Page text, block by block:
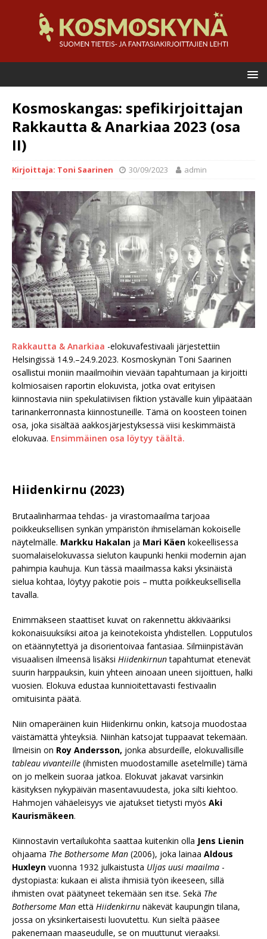
Kosmoskangas: spefikirjoittajan
Rakkautta & Anarkiaa 2023 (osa
II)
Kirjoittaja: Toni Saarinen 30/09/2023 admin
Rakkautta & Anarkiaa -elokuvafestivaali järjestettiin
Helsingissä 14.9.–24.9.2023. Kosmoskynän Toni Saarinen
osallistui moniin maailmoihin vievään tapahtumaan ja kirjoitti
kolmiosaisen raportin elokuvista, jotka ovat erityisen
kiinnostavia niin spekulatiivisen fiktion ystävälle kuin ylipäätään
tarinankerronnasta kiinnostuneille. Tämä on koosteen toinen
osa, joka sisältää aakkosjärjestyksessä viisi keskimmäistä
elokuvaa. Ensimmäinen osa löytyy täältä.
Hiidenkirnu (2023)
Brutaalinharmaa tehdas- ja virastomaailma tarjoaa
poikkeuksellisen synkän ympäristön ihmiselämän kokoiselle
näytelmälle. Markku Hakalan ja Mari Käen kokeellisessa
suomalaiselokuvassa sieluton kaupunki henkii modernin ajan
pahimpia kauhuja. Kun tässä maailmassa kaksi yksinäistä
sielua kohtaa, löytyy pakotie pois – mutta poikkeuksellisella
tavalla.
Enimmäkseen staattiset kuvat on rakennettu äkkivääriksi
kokonaisuuksiksi aitoa ja keinotekoista yhdistellen. Lopputulos
on etäännytettyä ja disorientoivaa fantasiaa. Silmiinpistävän
visuaalisen ilmeensä lisäksi Hiidenkirnuntapahtumat etenevät
suurin harppauksin, kuin yhteen ainoaan uneen sijoittuen, halki
vuosien. Elokuva edustaa kunnioitettavasti festivaalin
omituisinta päätä.
Niin omaperäinen kuin Hiidenkirnu onkin, katsoja muodostaa
väistämättä yhteyksiä. Niinhän katsojat tuppaavat tekemään.
Ilmeisin on Roy Andersson, jonka absurdeille, elokuvallisille
tableau vivanteille (ihmisten muodostamille asetelmille) tämä
on jo melkein suoraa jatkoa. Elokuvat jakavat varsinkin
käsityksen nykypäivän masentavuudesta, joka silti kiehtoo.
Hahmojen vähäeleisyys vie ajatukset tietysti myös Aki
Kaurismäkeen.
Kiinnostavin vertailukohta saattaa kuitenkin olla Jens Lienin
ohjaama The Bothersome Man (2006), joka lainaa Aldous
Huxleyn vuonna 1932 julkaistusta Uljas uusi maailma -
dystopiasta: kukaan ei alista ihmisiä työn ikeeseen, sillä
ihmisten ovat päätyneet tekemään sen itse. Sekä The
Bothersome Man että Hiidenkirnu näkevät kaupungin tilana,
jossa on yksinkertaisesti luovutettu. Kun sieltä pääsee
pakenemaan maaseudulle, se on muuttunut vieraaksi.